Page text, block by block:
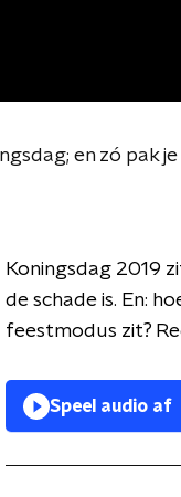
en zó pak
Koningsdag 2019
de schade is. En:
feestmodus zit?
Speel audio af